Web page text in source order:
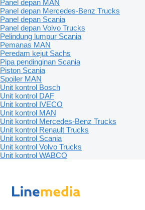
Panel depan MAN
Panel depan Mercedes-Benz Trucks
Panel depan Scania
Panel depan Volvo Trucks
Pelindung lumpur Scania
Pemanas MAN
Peredam kejut Sachs
Pipa pendinginan Scania
Piston Scania
Spoiler MAN
Unit kontrol Bosch
Unit kontrol DAF
Unit kontrol IVECO
Unit kontrol MAN
Unit kontrol Mercedes-Benz Trucks
Unit kontrol Renault Trucks
Unit kontrol Scania
Unit kontrol Volvo Trucks
Unit kontrol WABCO